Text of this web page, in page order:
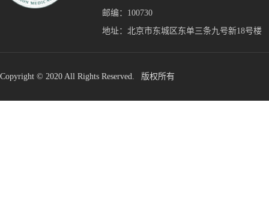
邮编：100730
地址：北京市东城区东单三条九号新18号楼
Copyright © 2020 All Rights Reserved. 版权所有